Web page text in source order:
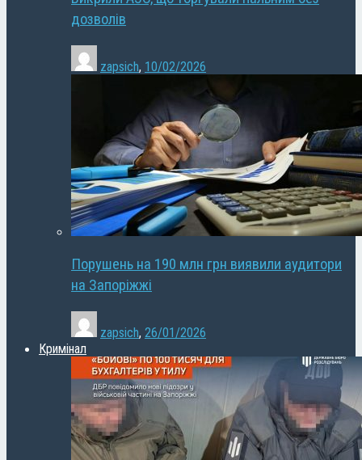
дозволів
zapsich, 10/02/2026
Порушень на 190 млн грн виявили аудитори
на Запоріжжі
zapsich, 26/01/2026
Кримінал